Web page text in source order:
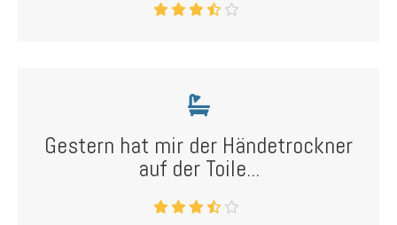
Gestern hat mir der Händetrockner
auf der Toile...